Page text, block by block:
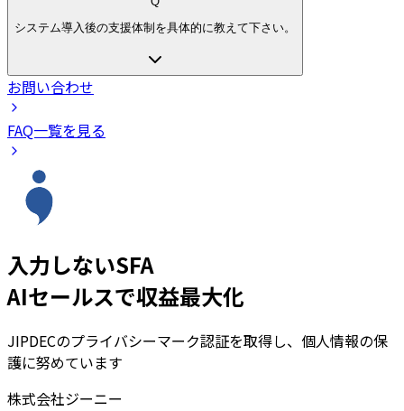
システム導入後の支援体制を具体的に教えて下さい。
お問い合わせ
FAQ一覧を見る
入力しないSFA
AIセールスで収益最大化
JIPDECのプライバシーマーク認証を取得し、個人情報の保
護に努めています
株式会社ジーニー